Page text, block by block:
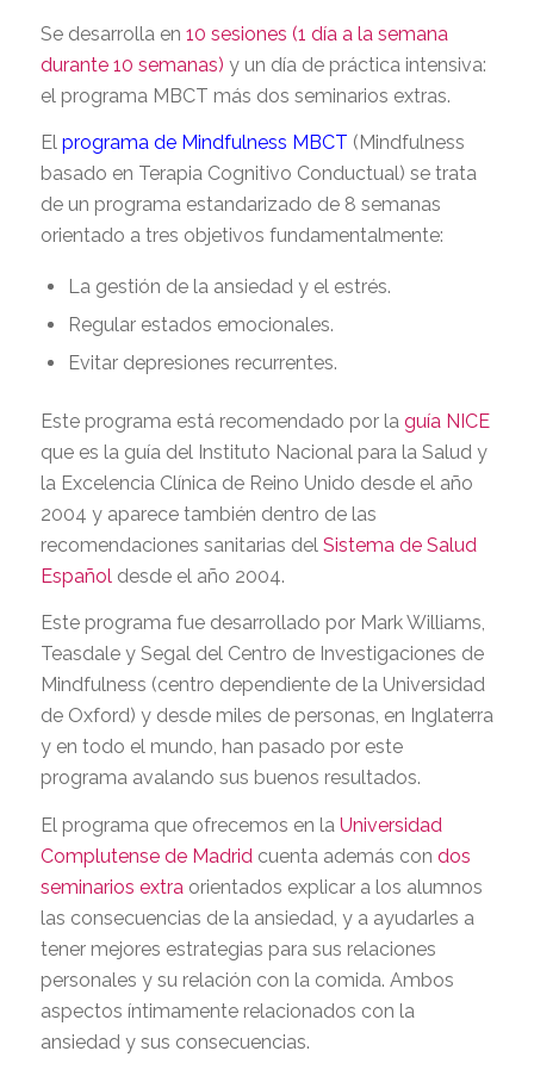
Se desarrolla en 10 sesiones (1 día a la semana
durante 10 semanas) y un día de práctica intensiva:
el programa MBCT más dos seminarios extras.
El programa de Mindfulness MBCT (Mindfulness
basado en Terapia Cognitivo Conductual) se trata
de un programa estandarizado de 8 semanas
orientado a tres objetivos fundamentalmente:
La gestión de la ansiedad y el estrés.
Regular estados emocionales.
Evitar depresiones recurrentes.
Este programa está recomendado por la guía NICE
que es la guía del Instituto Nacional para la Salud y
la Excelencia Clínica de Reino Unido desde el año
2004 y aparece también dentro de las
recomendaciones sanitarias del Sistema de Salud
Españoldesde el año 2004.
Este programa fue desarrollado por Mark Williams,
Teasdale y Segal del Centro de Investigaciones de
Mindfulness (centro dependiente de la Universidad
de Oxford) y desde miles de personas, en Inglaterra
y en todo el mundo, han pasado por este
programa avalando sus buenos resultados.
El programa que ofrecemos en la Universidad
Complutense de Madridcuenta además con dos
seminarios extraorientados explicar a los alumnos
las consecuencias de la ansiedad, y a ayudarles a
tener mejores estrategias para sus relaciones
personales y su relación con la comida. Ambos
aspectos íntimamente relacionados con la
ansiedad y sus consecuencias.